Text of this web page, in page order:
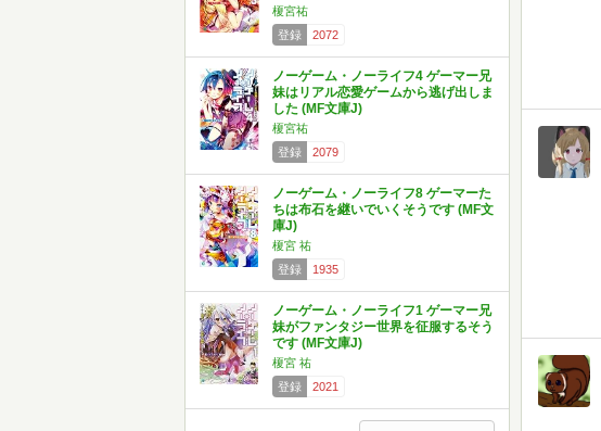
榎宮祐
登録
2072
ノーゲーム・ノーライフ4 ゲーマー兄
妹はリアル恋愛ゲームから逃げ出しま
した (MF文庫J)
榎宮祐
登録
2079
ノーゲーム・ノーライフ8 ゲーマーた
ちは布石を継いでいくそうです (MF文
庫J)
榎宮 祐
登録
1935
ノーゲーム・ノーライフ1 ゲーマー兄
妹がファンタジー世界を征服するそう
です (MF文庫J)
榎宮 祐
登録
2021